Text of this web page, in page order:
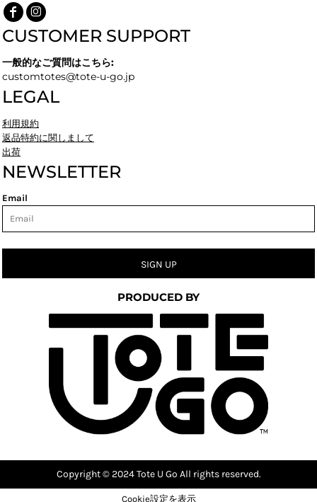
CUSTOMER SUPPORT
一般的なご質問はこちら:
customtotes@tote-u-go.jp
LEGAL
利用規約
返品特約に関しまして
出荷
NEWSLETTER
Email
SIGN UP
PRODUCED BY
Copyright © 2024 Tote U Go All rights reserved.
Cookie設定を表示